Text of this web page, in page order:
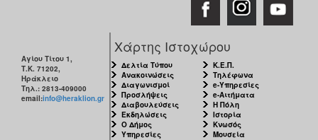
Αγίου Τίτου 1,
Τ.Κ. 71202,
Ηράκλειο
Τηλ.: 2813-409000
email:info@heraklion.gr
Χάρτης Ιστοχώρου
Δελτία Τύπου
Ανακοινώσεις
Διαγωνισμοί
Προσλήψεις
Διαβουλεύσεις
Εκδηλώσεις
Ο Δήμος
Υπηρεσίες
Κ.Ε.Π.
Τηλέφωνα
e-Υπηρεσίες
e-Αιτήματα
Η Πόλη
Ιστορία
Κνωσός
Μουσεία